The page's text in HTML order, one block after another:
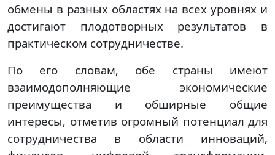
обмены в разных областях на всех уровнях и
достигают плодотворных результатов в
практическом сотрудничестве.
По его словам, обе страны имеют
взаимодополняющие экономические
преимущества и обширные общие
интересы, отметив огромный потенциал для
сотрудничества в области инноваций,